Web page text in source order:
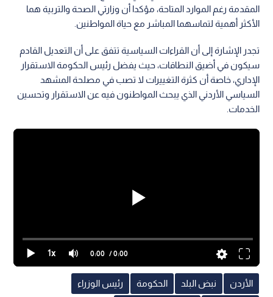
المقدمة رغم الموارد المتاحة، مؤكدا أن وزارتي الصحة والتربية هما
الأكثر أهمية لتماسهما المباشر مع حياة المواطنين.
تجدر الإشارة إلى أن القراءات السياسية تتفق على أن التعديل القادم
سيكون في أضيق النطاقات، حيث يفضل رئيس الحكومة الاستقرار
الإداري، خاصة أن كثرة التغييرات لا تصب في مصلحة المشهد
السياسي الأردني الذي يبحث المواطنون فيه عن الاستقرار وتحسين
الخدمات.
1x 0:00 / 0:00
الأردن نبض البلد الحكومة رئيس الوزراء